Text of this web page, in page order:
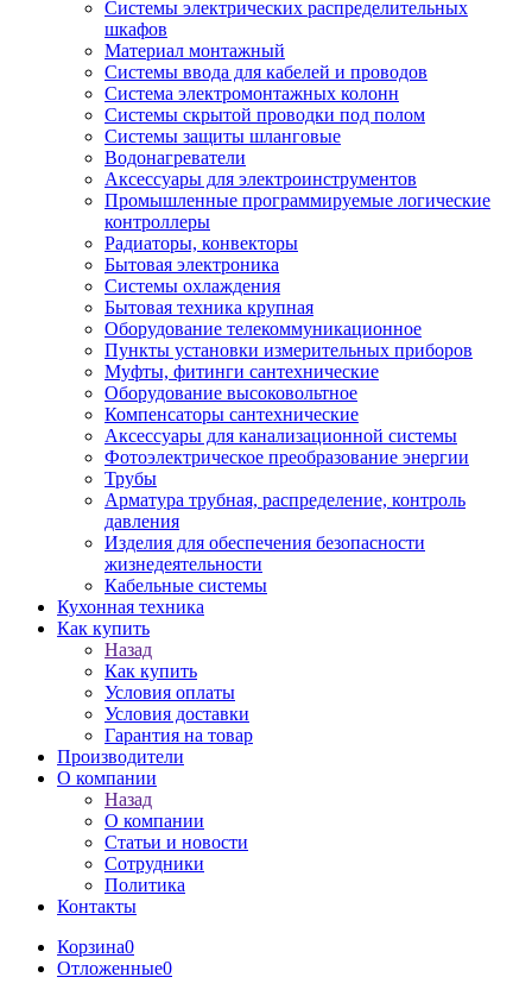
Системы электрических распределительных
шкафов
Материал монтажный
Системы ввода для кабелей и проводов
Система электромонтажных колонн
Системы скрытой проводки под полом
Системы защиты шланговые
Водонагреватели
Аксессуары для электроинструментов
Промышленные программируемые логические
контроллеры
Радиаторы, конвекторы
Бытовая электроника
Системы охлаждения
Бытовая техника крупная
Оборудование телекоммуникационное
Пункты установки измерительных приборов
Муфты, фитинги сантехнические
Оборудование высоковольтное
Компенсаторы сантехнические
Аксессуары для канализационной системы
Фотоэлектрическое преобразование энергии
Трубы
Арматура трубная, распределение, контроль
давления
Изделия для обеспечения безопасности
жизнедеятельности
Кабельные системы
Кухонная техника
Как купить
Назад
Как купить
Условия оплаты
Условия доставки
Гарантия на товар
Производители
О компании
Назад
О компании
Статьи и новости
Сотрудники
Политика
Контакты
Корзина0
Отложенные0